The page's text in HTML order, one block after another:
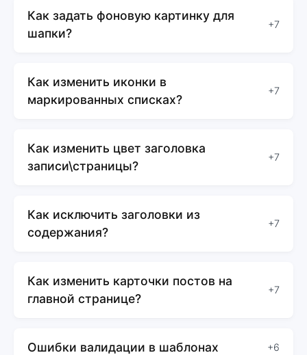
Как задать фоновую картинку для
шапки?
+7
Как изменить иконки в
маркированных списках?
+7
Как изменить цвет заголовка
записи\страницы?
+7
Как исключить заголовки из
содержания?
+7
Как изменить карточки постов на
главной странице?
+7
Ошибки валидации в шаблонах +6